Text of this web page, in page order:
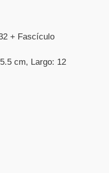
+ Fascículo
cm, Largo: 12